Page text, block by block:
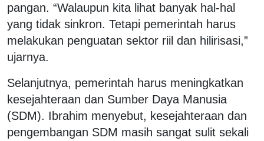
pangan. “Walaupun kita lihat banyak hal-hal
yang tidak sinkron. Tetapi pemerintah harus
melakukan penguatan sektor riil dan hilirisasi,”
ujarnya.
Selanjutnya, pemerintah harus meningkatkan
kesejahteraan dan Sumber Daya Manusia
(SDM). Ibrahim menyebut, kesejahteraan dan
pengembangan SDM masih sangat sulit sekali